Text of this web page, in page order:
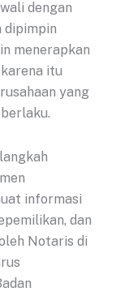
dengan
dipimpin
menerapkan
itu
yang
informasi
dan
Notaris di